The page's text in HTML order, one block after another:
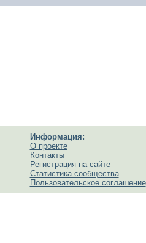
Информация:
О проекте
Контакты
Регистрация на сайте
Статистика сообщества
Пользовательское соглашение